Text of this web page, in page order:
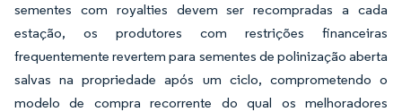
sementes com royalties devem ser recompradas a cada
estação, os produtores com restrições financeiras
frequentemente revertem para sementes de polinização aberta
salvas na propriedade após um ciclo, comprometendo o
modelo de compra recorrente do qual os melhoradores